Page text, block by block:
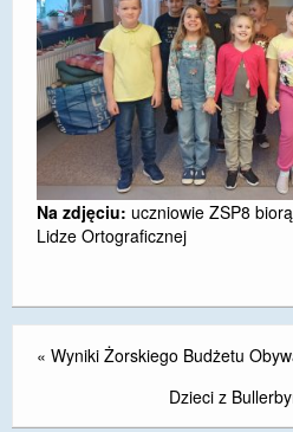
Na zdjęciu: uczniowie ZSP8
Lidze Ortograficznej
« Wyniki Żorskiego Budżetu
Dzieci z